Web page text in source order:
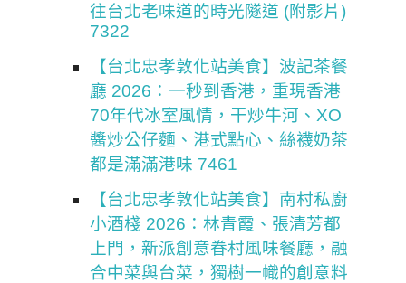
往台北老味道的時光隧道 (附影片)
7322
【台北忠孝敦化站美食】波記茶餐
廳 2026：一秒到香港，重現香港
70年代冰室風情，干炒牛河、XO
醬炒公仔麵、港式點心、絲襪奶茶
都是滿滿港味 7461
【台北忠孝敦化站美食】南村私廚
小酒棧 2026：林青霞、張清芳都
上門，新派創意眷村風味餐廳，融
合中菜與台菜，獨樹一幟的創意料